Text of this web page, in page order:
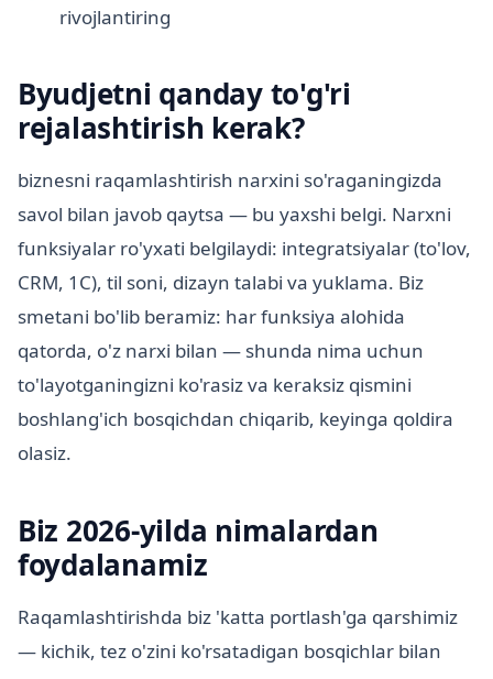
rivojlantiring
Byudjetni qanday to'g'ri
rejalashtirish kerak?
biznesni raqamlashtirish narxini so'raganingizda
savol bilan javob qaytsa — bu yaxshi belgi. Narxni
funksiyalar ro'yxati belgilaydi: integratsiyalar (to'lov,
CRM, 1C), til soni, dizayn talabi va yuklama. Biz
smetani bo'lib beramiz: har funksiya alohida
qatorda, o'z narxi bilan — shunda nima uchun
to'layotganingizni ko'rasiz va keraksiz qismini
boshlang'ich bosqichdan chiqarib, keyinga qoldira
olasiz.
Biz 2026-yilda nimalardan
foydalanamiz
Raqamlashtirishda biz 'katta portlash'ga qarshimiz
— kichik, tez o'zini ko'rsatadigan bosqichlar bilan